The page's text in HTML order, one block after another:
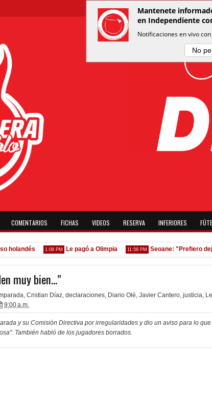
COMENTARIOS FICHAS VIDEOS RESERVA INFERIORES
1:08 PM Le pagó a Olimpia 11:58 PM Seoane: "Prefiero dejar
muy bien…”
, Cristian Díaz, declaraciones, Diario Olé, Javier Cantero, justicia,
9:00 a.m.
y su Comisión Directiva por irregularidades y dio un aviso para lo
También habló de los jugadores borrados.
Mantenete
en Independiente
Notificaciones en vivo
No